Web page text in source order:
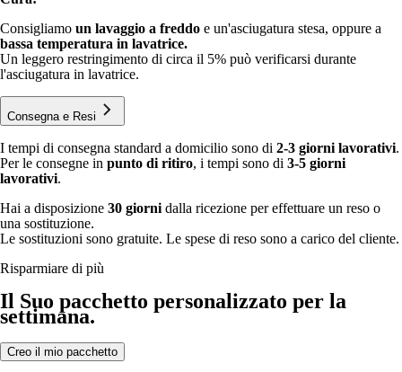
Consigliamo un lavaggio a freddo e un'asciugatura stesa, oppure a
bassa temperatura in lavatrice.
Un leggero restringimento di circa il 5% può verificarsi durante
l'asciugatura in lavatrice.
Consegna e Resi
I tempi di consegna standard a domicilio sono di 2-3 giorni lavorativi.
Per le consegne in punto di ritiro, i tempi sono di 3-5 giorni
lavorativi.
Hai a disposizione 30 giorni dalla ricezione per effettuare un reso o
una sostituzione.
Le sostituzioni sono gratuite. Le spese di reso sono a carico del cliente.
Risparmiare di più
Il Suo pacchetto personalizzato per la
settimana.
Creo il mio pacchetto